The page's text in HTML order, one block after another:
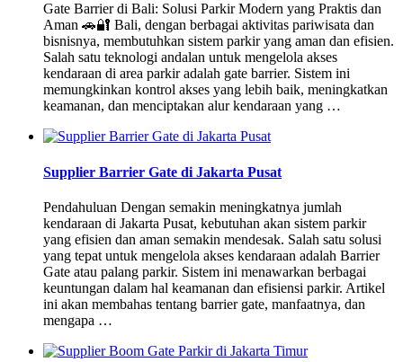
Gate Barrier di Bali: Solusi Parkir Modern yang Praktis dan
Aman 🚗🔐 Bali, dengan berbagai aktivitas pariwisata dan
bisnisnya, membutuhkan sistem parkir yang aman dan efisien.
Salah satu teknologi andalan untuk mengelola akses
kendaraan di area parkir adalah gate barrier. Sistem ini
memungkinkan kontrol akses yang lebih baik, meningkatkan
keamanan, dan menciptakan alur kendaraan yang …
Supplier Barrier Gate di Jakarta Pusat
Pendahuluan Dengan semakin meningkatnya jumlah
kendaraan di Jakarta Pusat, kebutuhan akan sistem parkir
yang efisien dan aman semakin mendesak. Salah satu solusi
yang tepat untuk mengelola akses kendaraan adalah Barrier
Gate atau palang parkir. Sistem ini menawarkan berbagai
keuntungan dalam hal keamanan dan efisiensi parkir. Artikel
ini akan membahas tentang barrier gate, manfaatnya, dan
mengapa …